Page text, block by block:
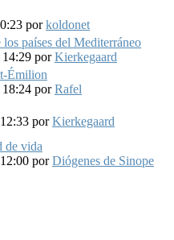
porkoldonet
países del Mediterráneo
porKierkegaard
Émilion
porRafel
porKierkegaard
de vida
porDiógenes de Sinope